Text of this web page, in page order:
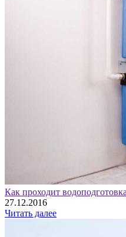
Как проходит
27.12.2016
Читать далее